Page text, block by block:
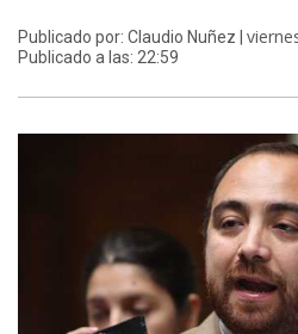
Publicado por: Claudio Nuñez |
Publicado a las: 22:59